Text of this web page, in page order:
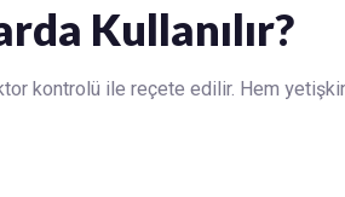
Kullanılır?
kontrolü ile reçete edilir. Hem